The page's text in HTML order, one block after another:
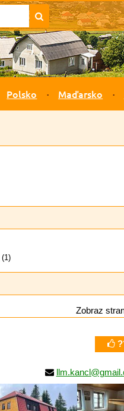
Polsko Maďarsko
(1)
Zobraz